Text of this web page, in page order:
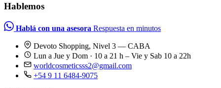
Hablemos
Hablá con una asesora Respuesta en minutos
Devoto Shopping, Nivel 3 — CABA
Lun a Jue y Dom · 10 a 21 h – Vie y Sab 10 a 22h
worldcosmeticsss2@gmail.com
+54 9 11 6484-9075